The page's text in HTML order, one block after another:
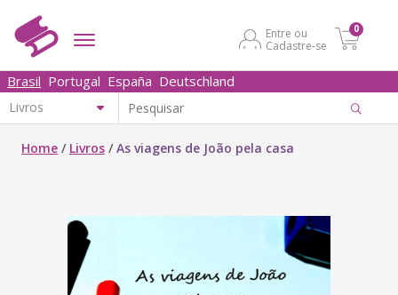
Entre ou
Cadastre-se
0
Brasil Portugal España Deutschland
Home / Livros /As viagens de João pela casa